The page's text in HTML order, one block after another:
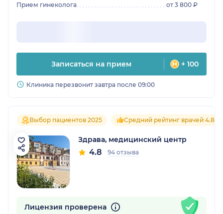
Прием гинеколога
от 3 800 ₽
Записаться на прием + 100
Клиника перезвонит завтра после 09:00
Выбор пациентов 2025 Средний рейтинг врачей 4.8
Здрава, медицинский центр
4.8 94 отзыва
Лицензия проверена